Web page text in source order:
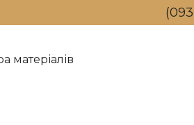
матеріалів